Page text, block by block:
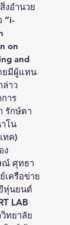
งอำนวย
“i-
on
and
ยมีผู้แทน
าว
าร
รักษ์ตา
โน
ทค)
ง
ณ์ ศุทธา
เครือข่าย
หุ่นยนต์
LAB
ทยาลัย